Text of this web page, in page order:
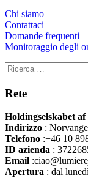
Chi siamo
Contattaci
Domande frequenti
Monitoraggio degli
Rete
Holdingselskabet
Indirizzo :
Telefono :+46 10
ID azienda :
Email
Apertura : dal